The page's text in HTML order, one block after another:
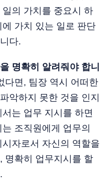
의 가치를 중요시 하
가치 있는 일로 판단
다.
명확히 알려줘야 합니
다면, 팀장 역시 어떠한
악하지 못한 것을 인지
는 업무 지시를 하면
조직원에게 업무의
자로서 자신의 역할을
명확히 업무지시를 할